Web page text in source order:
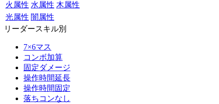
火属性 水属性 木属性
光属性 闇属性
リーダースキル別
7×6マス
コンボ加算
固定ダメージ
操作時間延長
操作時間固定
落ちコンなし